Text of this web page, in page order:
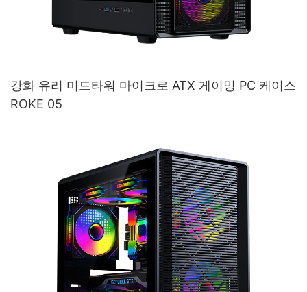
강화 유리 미드타워 마이크로 ATX 게이밍 PC 케이스
ROKE 05